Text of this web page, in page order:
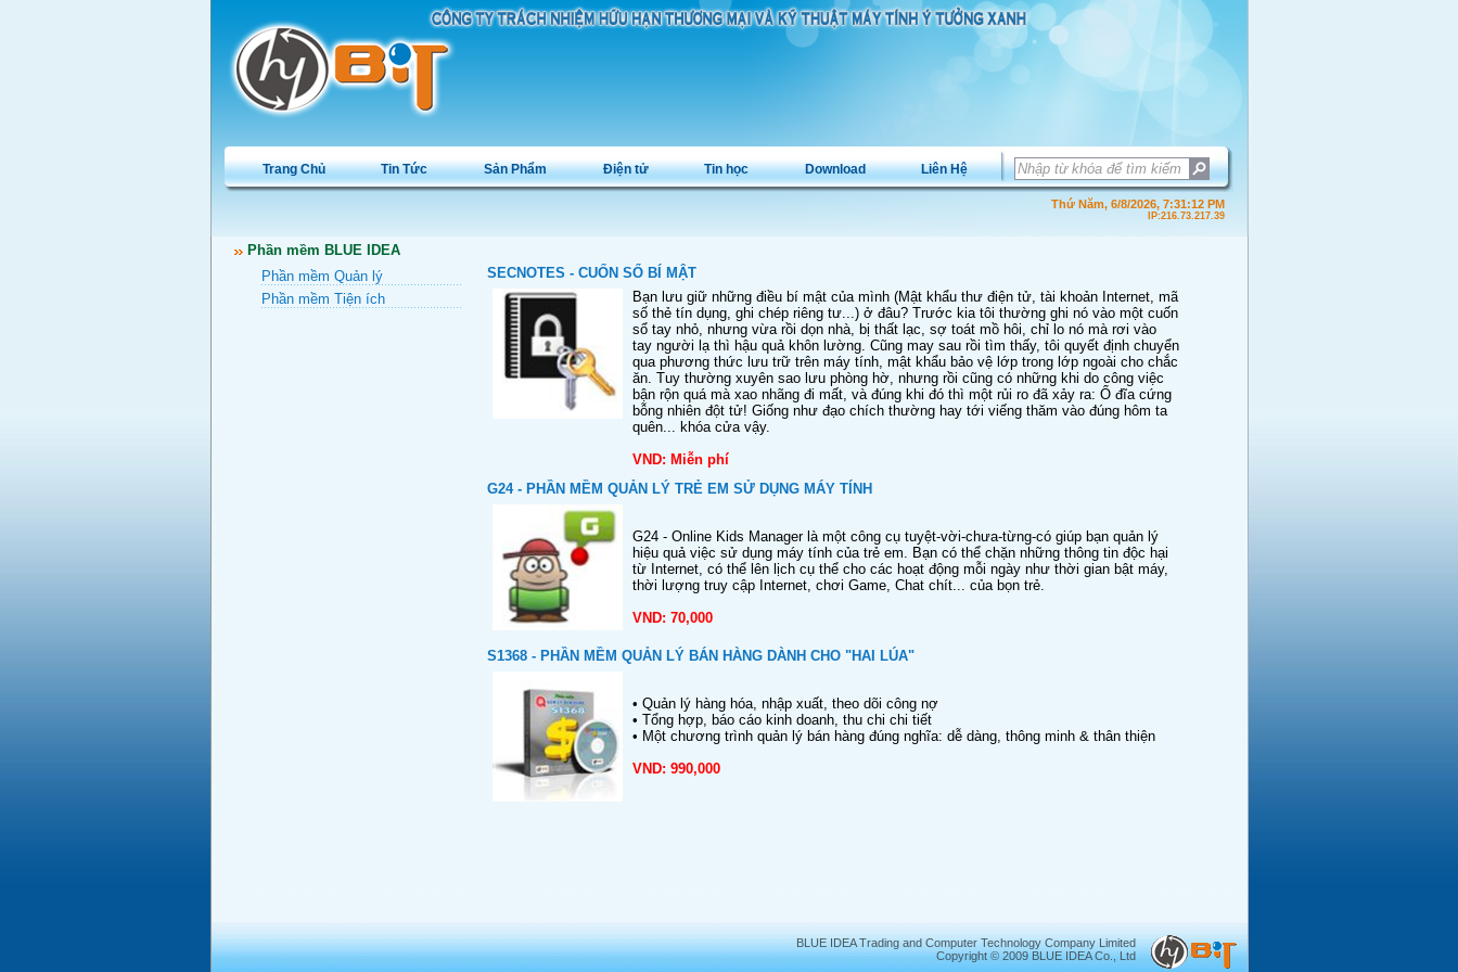
Trang Chủ Tin Tức Sản Phẩm Điện tử Tin học Download Liên Hệ
Thứ Năm, 6/8/2026, 7:31:12 PM
IP:216.73.217.39
Phần mềm BLUE IDEA
Phần mềm Quản lý
Phần mềm Tiện ích
SECNOTES - CUỐN SỔ BÍ MẬT
Bạn lưu giữ những điều bí mật của mình (Mật khẩu thư điện tử, tài khoản Internet, mã
số thẻ tín dụng, ghi chép riêng tư...) ở đâu? Trước kia tôi thường ghi nó vào một cuốn
sổ tay nhỏ, nhưng vừa rồi dọn nhà, bị thất lạc, sợ toát mồ hôi, chỉ lo nó mà rơi vào
tay người lạ thì hậu quả khôn lường. Cũng may sau rồi tìm thấy, tôi quyết định chuyển
qua phương thức lưu trữ trên máy tính, mật khẩu bảo vệ lớp trong lớp ngoài cho chắc
ăn. Tuy thường xuyên sao lưu phòng hờ, nhưng rồi cũng có những khi do công việc
bận rộn quá mà xao nhãng đi mất, và đúng khi đó thì một rủi ro đã xảy ra: Ổ đĩa cứng
bỗng nhiên đột tử! Giống như đạo chích thường hay tới viếng thăm vào đúng hôm ta
quên... khóa cửa vậy.
VND: Miễn phí
G24 - PHẦN MỀM QUẢN LÝ TRẺ EM SỬ DỤNG MÁY TÍNH
G24 - Online Kids Manager là một công cụ tuyệt-vời-chưa-từng-có giúp bạn quản lý
hiệu quả việc sử dụng máy tính của trẻ em. Bạn có thể chặn những thông tin độc hại
từ Internet, có thể lên lịch cụ thể cho các hoạt động mỗi ngày như thời gian bật máy,
thời lượng truy cập Internet, chơi Game, Chat chít... của bọn trẻ.
VND: 70,000
S1368 - PHẦN MỀM QUẢN LÝ BÁN HÀNG DÀNH CHO "HAI LÚA"
• Quản lý hàng hóa, nhập xuất, theo dõi công nợ
• Tổng hợp, báo cáo kinh doanh, thu chi chi tiết
• Một chương trình quản lý bán hàng đúng nghĩa: dễ dàng, thông minh & thân thiện
VND: 990,000
BLUE IDEA Trading and Computer Technology Company Limited
Copyright © 2009 BLUE IDEA Co., Ltd